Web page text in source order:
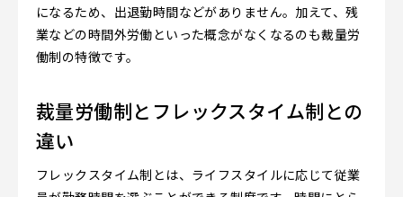
になるため、出退勤時間などがありません。加えて、残
業などの時間外労働といった概念がなくなるのも裁量労
働制の特徴です。
裁量労働制とフレックスタイム制との
違い
フレックスタイム制とは、ライフスタイルに応じて従業